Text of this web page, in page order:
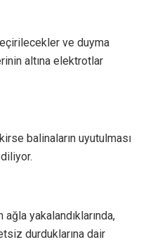
ve duyma
altına elektrotlar
balinaların uyutulması
ağla yakalandıklarında,
durduklarına dair